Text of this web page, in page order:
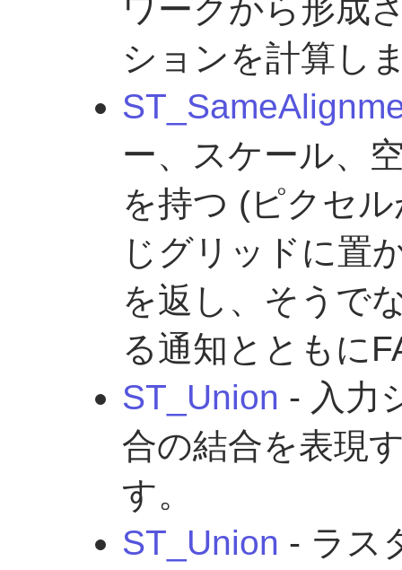
ワークから形成
ションを計算し
ー、スケール、
を持つ (ピクセ
じグリッドに置
を返し、そうで
る通知とともに
ST_Union - 入力
合の結合を表現
す。
ST_Union - ラス